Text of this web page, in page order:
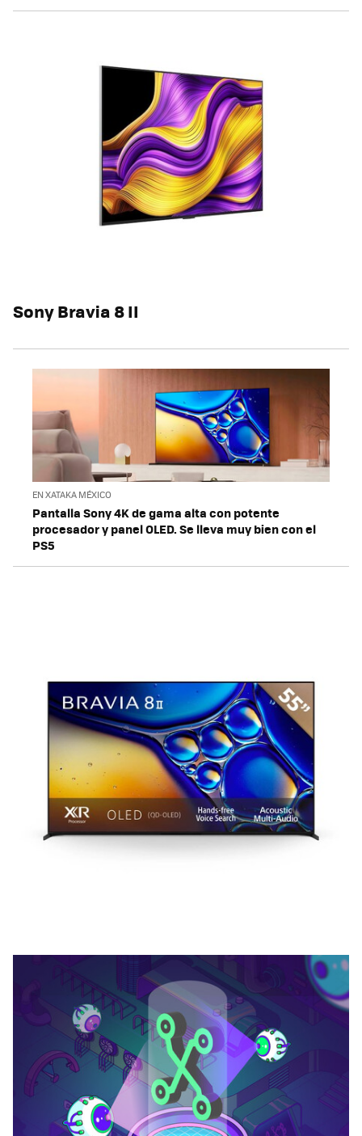
Sony Bravia 8 II
EN XATAKA MÉXICO
Pantalla Sony 4K de gama alta con potente
procesador y panel OLED. Se lleva muy bien con el
PS5